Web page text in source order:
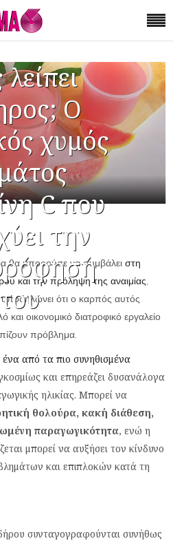
Ο
χυμός
C που
την
του
θα μπορούσε να συμβάλειστη
και την πρόληψη της αναιμίας
ότι ο καρπός αυτός
και οικονομικό διατροφικό εργαλείο
πρόβλημα.
από τα πιο συνηθισμένα
και επηρεάζει δυσανάλογα
ηλικίας. Μπορεί να
θολούρα, κακή διάθεση,
παραγωγικότητα, ενώ η
μπορεί να αυξήσει τον κίνδυνο
και επιπλοκών κατά τη
συνταγογραφούνται συνήθως